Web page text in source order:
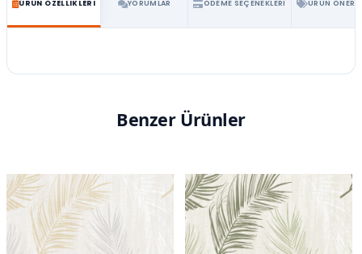
ÜRÜN ÖZELLIKLERI YORUMLAR ÖDEME SEÇENEKLERI ÜRÜN
Benzer Ürünler